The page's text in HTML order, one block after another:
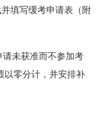
填写缓考申请表（附
未获准而不参加考
以零分计，并安排补